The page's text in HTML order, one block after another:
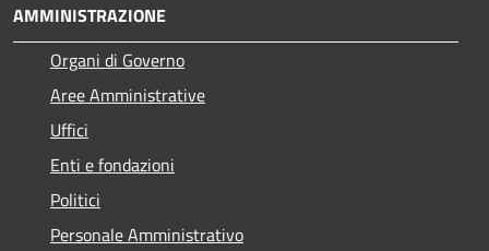
AMMINISTRAZIONE
Organi di Governo
Aree Amministrative
Uffici
Enti e fondazioni
Politici
Personale Amministrativo